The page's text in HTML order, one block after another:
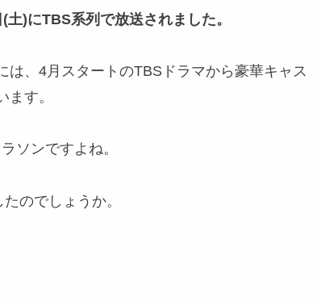
)にTBS系列で放送されました。
、4月スタートのTBSドラマから豪華キャス
す。
ソンですよね。
のでしょうか。